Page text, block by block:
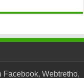
Webtretho,